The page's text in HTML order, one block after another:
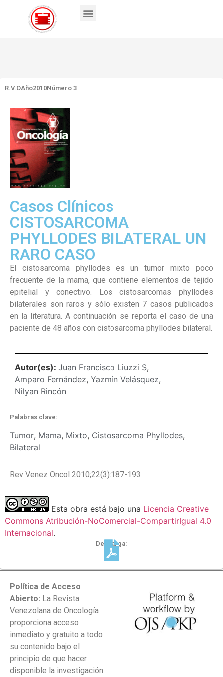
R.V.OAño2010Número 3
Casos Clínicos
CISTOSARCOMA
PHYLLODES BILATERAL UN
RARO CASO
El cistosarcoma phyllodes es un tumor mixto poco
frecuente de la mama, que contiene elementos de tejido
epitelial y conectivo. Los cistosarcomas phyllodes
bilaterales son raros y sólo existen 7 casos publicados
en la literatura. A continuación se reporta el caso de una
paciente de 48 años con cistosarcoma phyllodes bilateral.
Autor(es): Juan Francisco Liuzzi S,
Amparo Fernández, Yazmín Velásquez,
Nilyan Rincón
Palabras clave:
Tumor, Mama, Mixto, Cistosarcoma Phyllodes,
Bilateral
Rev Venez Oncol 2010;22(3):187-193
Esta obra está bajo una Licencia Creative
Commons Atribución-NoComercial-CompartirIgual 4.0
Internacional.
Descarga:
Política de Acceso
Abierto: La Revista
Venezolana de Oncología
proporciona acceso
inmediato y gratuito a todo
su contenido bajo el
principio de que hacer
disponible la investigación